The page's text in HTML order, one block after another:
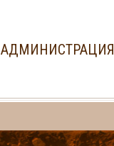
АДМИНИСТРАЦИЯ